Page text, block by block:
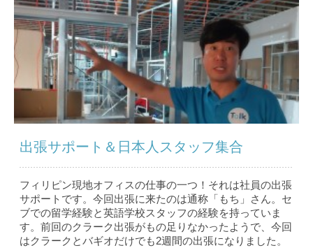
出張サポート＆日本人スタッフ集合
フィリピン現地オフィスの仕事の一つ！それは社員の出張
サポートです。今回出張に来たのは通称「もち」さん。セ
ブでの留学経験と英語学校スタッフの経験を持っていま
す。前回のクラーク出張がもの足りなかったようで、今回
はクラークとバギオだけでも2週間の出張になりました。